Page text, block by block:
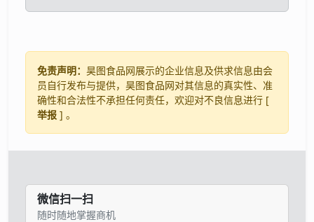
免责声明： 昊图食品网展示的企业信息及供求信息由会
员自行发布与提供，昊图食品网对其信息的真实性、准
确性和合法性不承担任何责任，欢迎对不良信息进行 [
举报 ] 。
微信扫一扫
随时随地掌握商机